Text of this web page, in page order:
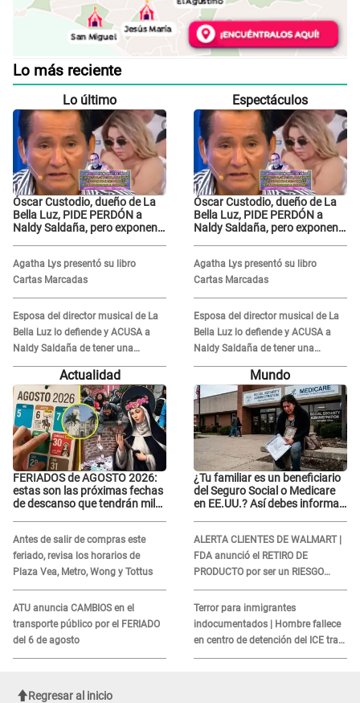
Lo más reciente
Lo último
Óscar Custodio, dueño de La
Bella Luz, PIDE PERDÓN a
Naldy Saldaña, pero exponen
grabar"
Agatha Lys presentó su libro
Cartas Marcadas
Esposa del director musical de La
Bella Luz lo defiende y ACUSA a
Naldy Saldaña de tener una
relación con él y otros integrantes
Espectáculos
Óscar Custodio, dueño de La
Bella Luz, PIDE PERDÓN a
Naldy Saldaña, pero exponen
grabar"
Agatha Lys presentó su libro
Cartas Marcadas
Esposa del director musical de La
Bella Luz lo defiende y ACUSA a
Naldy Saldaña de tener una
relación con él y otros integrantes
Actualidad
FERIADOS de AGOSTO 2026:
estas son las próximas fechas
de descanso que tendrán miles
Antes de salir de compras este
feriado, revisa los horarios de
Plaza Vea, Metro, Wong y Tottus
ATU anuncia CAMBIOS en el
transporte público por el FERIADO
del 6 de agosto
Mundo
¿Tu familiar es un beneficiario
del Seguro Social o Medicare
en EE.UU.? Así debes informar
ALERTA CLIENTES DE WALMART |
FDA anunció el RETIRO DE
PRODUCTO por ser un RIESGO
MORTAL para consumidores: ¿Cuál
es?
Terror para inmigrantes
indocumentados | Hombre fallece
en centro de detención del ICE tras
sufrir una "emergencia médica"
Regresar al inicio